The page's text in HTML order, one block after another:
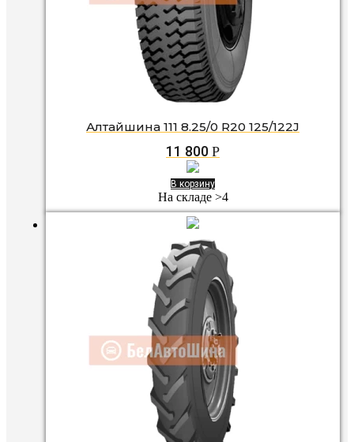
Алтайшина 111 8.25/0 R20 125/122J
11 800 Р
В корзину
На складе >4